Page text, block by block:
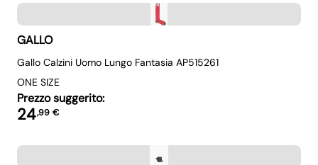
GALLO
Gallo Calzini Uomo Lungo Fantasia AP515261
ONE SIZE
Prezzo suggerito:
24,99 €